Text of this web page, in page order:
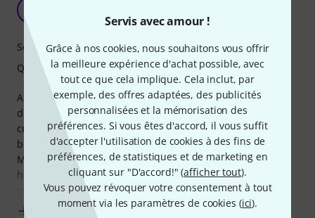
Servis avec amour !
Grâce à nos cookies, nous souhaitons vous offrir
la meilleure expérience d'achat possible, avec
tout ce que cela implique. Cela inclut, par
exemple, des offres adaptées, des publicités
personnalisées et la mémorisation des
préférences. Si vous êtes d'accord, il vous suffit
d'accepter l'utilisation de cookies à des fins de
préférences, de statistiques et de marketing en
cliquant sur "D'accord!" (afficher tout).
Vous pouvez révoquer votre consentement à tout
moment via les paramètres de cookies (ici).
Alexandre F. 07.06.2011
Apres avoir lu pas mal d'article comparatif sur les
différentes cordes pour basse et j'avais lu pas mal de
critique sur les ernie ball, problème avec, manque de
brillant... bref déconseiller par pas mal de monde.
Mais, je ne pouvais pas me fier juste a une évaluation (hé
hé), alors j'ai fait le choix de tester moi même ce jeu de
corde Ernie ball Regular Slinky
Afficher plus
Son
Qualité de fabrication